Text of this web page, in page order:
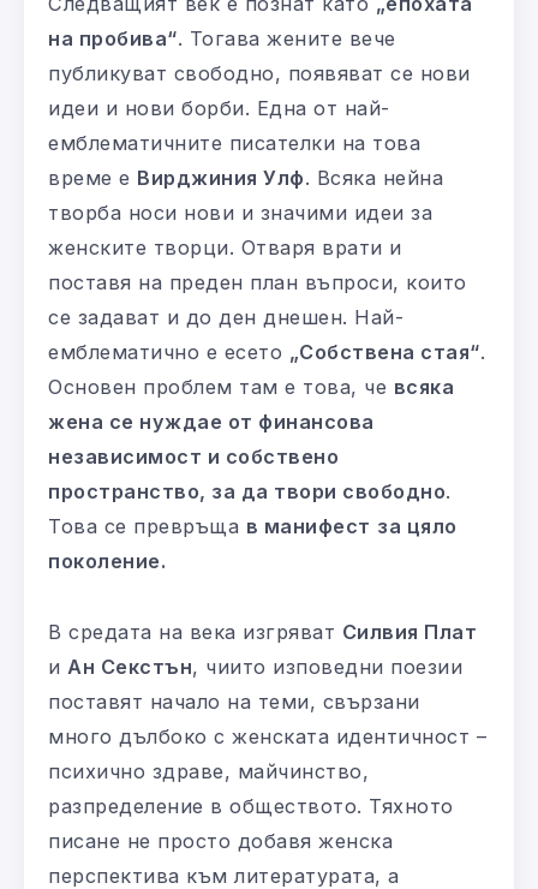
на пробива“. Тогава жените вече
публикуват свободно, появяват се нови
идеи и нови борби. Една от най-
емблематичните писателки на това
време е Вирджиния Улф. Всяка нейна
творба носи нови и значими идеи за
женските творци. Отваря врати и
поставя на преден план въпроси, които
се задават и до ден днешен. Най-
емблематично е есето „Собствена стая“.
Основен проблем там е това, че всяка
жена се нуждае от финансова
независимост и собствено
пространство, за да твори свободно.
Това се превръща в манифест за цяло
поколение.
В средата на века изгряват Силвия Плат
и Ан Секстън, чиито изповедни поезии
поставят начало на теми, свързани
много дълбоко с женската идентичност –
психично здраве, майчинство,
разпределение в обществото. Тяхното
писане не просто добавя женска
перспектива към литературата, а